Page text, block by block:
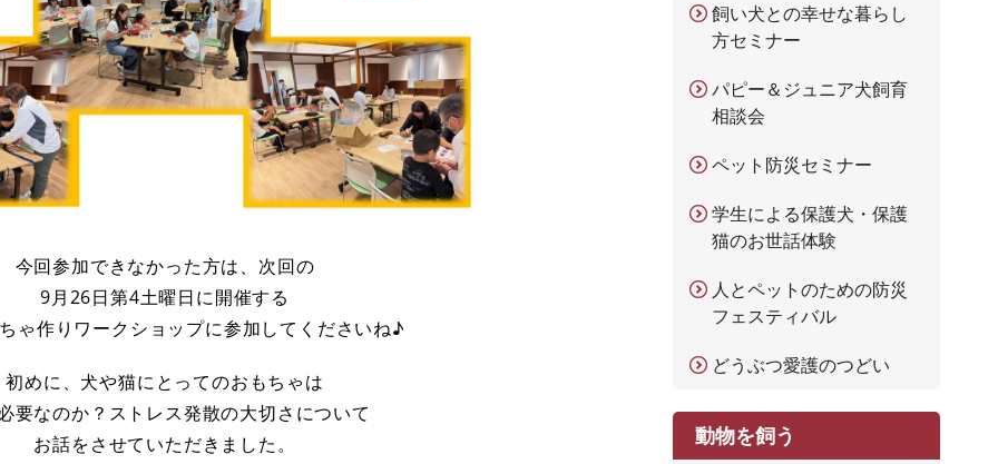
今回参加できなかった方は、次回の
9月26日第4土曜日に開催する
ゃ作りワークショップに参加してくださいね♪
初めに、犬や猫にとってのおもちゃは
要なのか？ストレス発散の大切さについて
お話をさせていただきました。
飼い犬との幸せな暮らし
方セミナー
パピー＆ジュニア犬飼育
相談会
ペット防災セミナー
学生による保護犬・保護
猫のお世話体験
人とペットのための防災
フェスティバル
どうぶつ愛護のつどい
動物を飼う